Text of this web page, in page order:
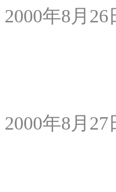
2000年8月26
2000年8月27